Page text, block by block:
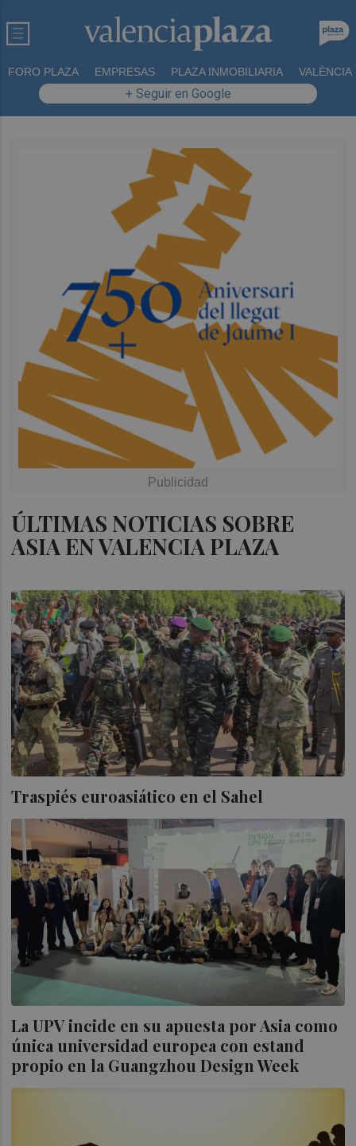
FORO PLAZA EMPRESAS PLAZA INMOBILIARIA VALÈNCIA
+ Seguir en Google
ÚLTIMAS NOTICIAS SOBRE
ASIA EN VALENCIA PLAZA
Traspiés euroasiático en el Sahel
La UPV incide en su apuesta por Asia como
única universidad europea con estand
propio en la Guangzhou Design Week